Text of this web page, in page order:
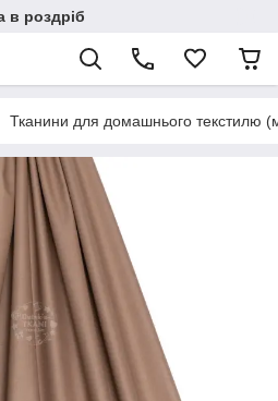
в роздріб
Тканини для домашнього текстилю